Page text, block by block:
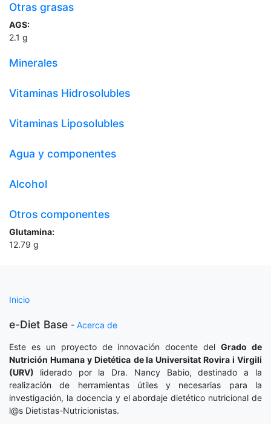
Otras grasas
AGS:
2.1 g
Minerales
Vitaminas Hidrosolubles
Vitaminas Liposolubles
Agua y componentes
Alcohol
Otros componentes
Glutamina:
12.79 g
Inicio
e-Diet Base - Acerca de
Este es un proyecto de innovación docente delGrado de
Nutrición Humana y Dietética de la Universitat Rovira i Virgili
(URV) liderado por la Dra. Nancy Babio, destinado a la
realización de herramientas útiles y necesarias para la
investigación, la docencia y el abordaje dietético nutricional de
l@s Dietistas-Nutricionistas.